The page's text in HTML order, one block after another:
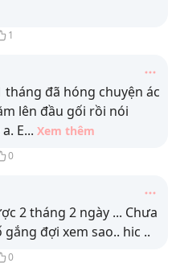
1
đã hóng chuyện ác
lên đầu gối rồi nói
E... Xem thêm
0
2 tháng 2 ngày ... Chưa
đợi xem sao.. hic ..
0